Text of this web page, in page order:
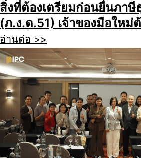
สิ่งที่ต้องเตรียมก่อนยื่นภาษี
(ภ.ง.ด.51) เจ้าของมือใหม่
อ่านต่อ >>